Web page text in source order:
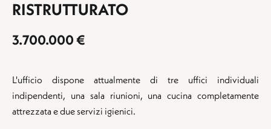
RISTRUTTURATO
3.700.000 €
L'ufficio dispone attualmente di tre uffici individuali
indipendenti, una sala riunioni, una cucina completamente
attrezzata e due servizi igienici.